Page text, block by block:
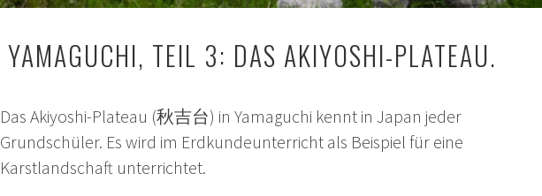
YAMAGUCHI, TEIL 3: DAS AKIYOSHI-PLATEAU.
Das Akiyoshi-Plateau (秋吉台) in Yamaguchi kennt in Japan jeder
Grundschüler. Es wird im Erdkundeunterricht als Beispiel für eine
Karstlandschaft unterrichtet.